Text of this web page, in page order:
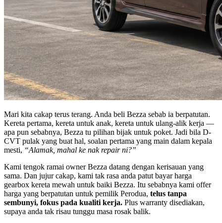
Mari kita cakap terus terang. Anda beli Bezza sebab ia berpatutan.
Kereta pertama, kereta untuk anak, kereta untuk ulang-alik kerja —
apa pun sebabnya, Bezza tu pilihan bijak untuk poket. Jadi bila D-
CVT pulak yang buat hal, soalan pertama yang main dalam kepala
mesti, “Alamak, mahal ke nak repair ni?”
Kami tengok ramai owner Bezza datang dengan kerisauan yang
sama. Dan jujur cakap, kami tak rasa anda patut bayar harga
gearbox kereta mewah untuk baiki Bezza. Itu sebabnya kami offer
harga yang berpatutan untuk pemilik Perodua, telus tanpa
sembunyi, fokus pada kualiti kerja. Plus warranty disediakan,
supaya anda tak risau tunggu masa rosak balik.